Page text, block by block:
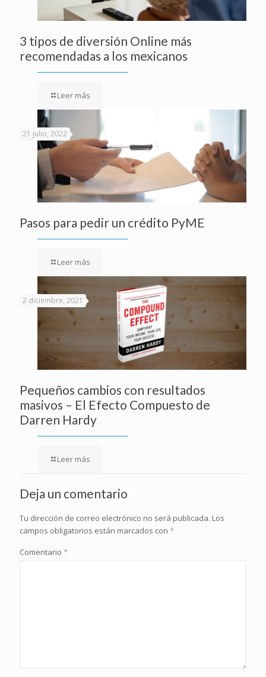
3 tipos de diversión Online más
recomendadas a los mexicanos
Leer más
21 julio, 2022
Pasos para pedir un crédito PyME
Leer más
2 diciembre, 2021
Pequeños cambios con resultados
masivos – El Efecto Compuesto de
Darren Hardy
Leer más
Deja un comentario
Tu dirección de correo electrónico no será publicada. Los
campos obligatorios están marcados con *
Comentario *